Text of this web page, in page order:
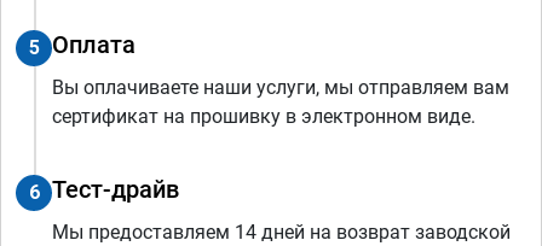
5 Оплата
Вы оплачиваете наши услуги, мы отправляем вам
сертификат на прошивку в электронном виде.
6 Тест-драйв
Мы предоставляем 14 дней на возврат заводской